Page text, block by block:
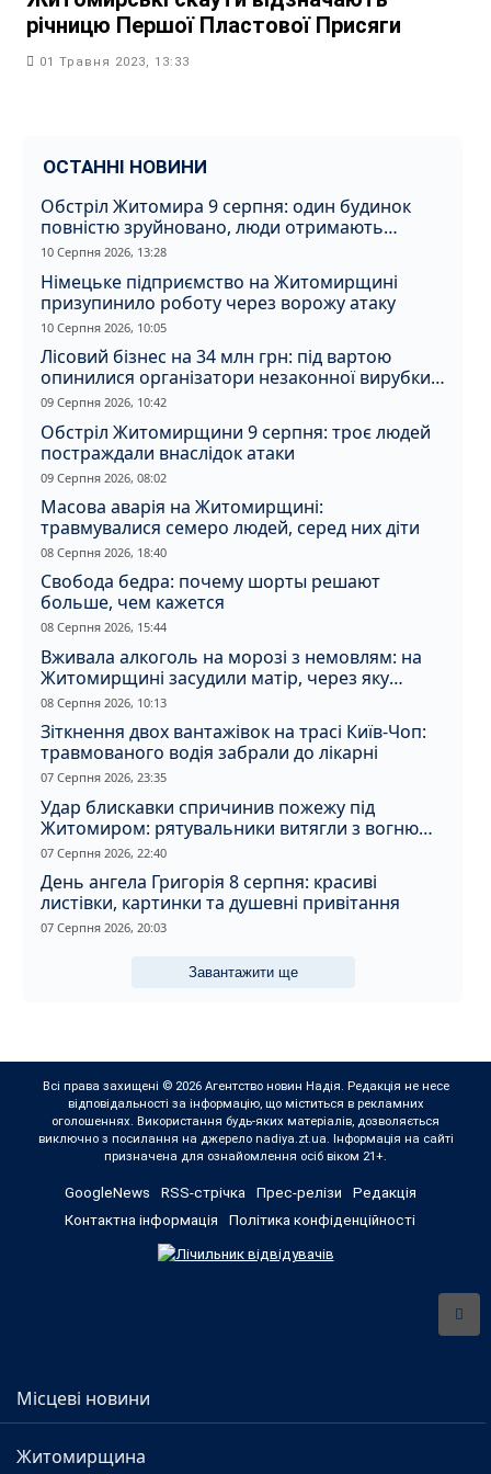
річницю Першої Пластової Присяги
01 Травня 2023, 13:33
ОСТАННІ НОВИНИ
Обстріл Житомира 9 серпня: один будинок
повністю зруйновано, люди отримають
компенсацію
10 Серпня 2026, 13:28
Німецьке підприємство на Житомирщині
призупинило роботу через ворожу атаку
10 Серпня 2026, 10:05
Лісовий бізнес на 34 млн грн: під вартою
опинилися організатори незаконної вирубки
на Житомирщині
09 Серпня 2026, 10:42
Обстріл Житомирщини 9 серпня: троє людей
постраждали внаслідок атаки
09 Серпня 2026, 08:02
Масова аварія на Житомирщині:
травмувалися семеро людей, серед них діти
08 Серпня 2026, 18:40
Свобода бедра: почему шорты решают
больше, чем кажется
08 Серпня 2026, 15:44
Вживала алкоголь на морозі з немовлям: на
Житомирщині засудили матір, через яку
дитина отримала обмороження
08 Серпня 2026, 10:13
Зіткнення двох вантажівок на трасі Київ-Чоп:
травмованого водія забрали до лікарні
07 Серпня 2026, 23:35
Удар блискавки спричинив пожежу під
Житомиром: рятувальники витягли з вогню
кота
07 Серпня 2026, 22:40
День ангела Григорія 8 серпня: красиві
листівки, картинки та душевні привітання
07 Серпня 2026, 20:03
Завантажити ще
Всі права захищені © 2026 Агентство новин Надія. Редакція не несе
відповідальності за інформацію, що міститься в рекламних
оголошеннях. Використання будь-яких матеріалів, дозволяється
виключно з посилання на джерело nadiya.zt.ua. Інформація на сайті
призначена для ознайомлення осіб віком 21+.
GoogleNews RSS-стрічка Прес-релізи
Редакція
Контактна інформація
Політика конфіденційності
Місцеві новини
Житомирщина